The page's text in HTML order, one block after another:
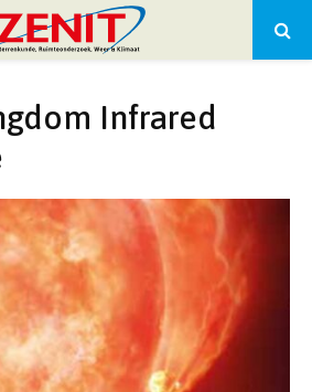
Infrared